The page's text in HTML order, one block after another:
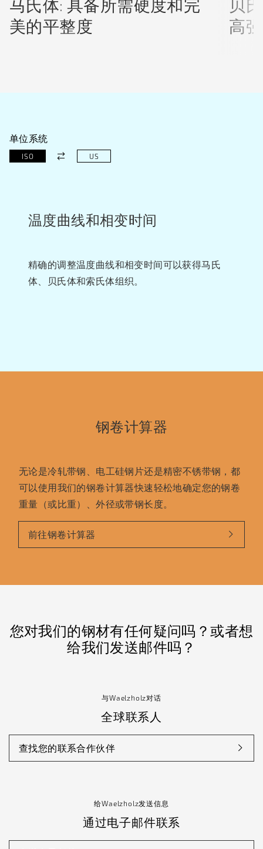
马氏体: 具备所需硬度和完
美的平整度
贝
高
单位系统
ISO US
温度曲线和相变时间
精确的调整温度曲线和相变时间可以获得马氏
体、贝氏体和索氏体组织。
钢卷计算器
无论是冷轧带钢、电工硅钢片还是精密不锈带钢，都
可以使用我们的钢卷计算器快速轻松地确定您的钢卷
重量（或比重）、外径或带钢长度。
前往钢卷计算器
您对我们的钢材有任何疑问吗？或者想
给我们发送邮件吗？
与Waelzholz对话
全球联系人
查找您的联系合作伙伴
给Waelzholz发送信息
通过电子邮件联系